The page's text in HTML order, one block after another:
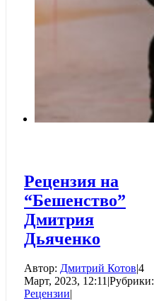
Рецензия на
“Бешенство”
Дмитрия
Дьяченко
Автор: Дмитрий Котов|4
Март, 2023, 12:11|Рубрики:
Рецензии|